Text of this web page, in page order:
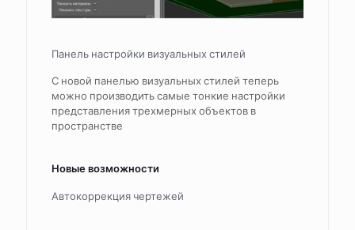
Панель настройки визуальных стилей
С новой панелью визуальных стилей теперь
можно производить самые тонкие настройки
представления трехмерных объектов в
пространстве
Новые возможности
Автокоррекция чертежей